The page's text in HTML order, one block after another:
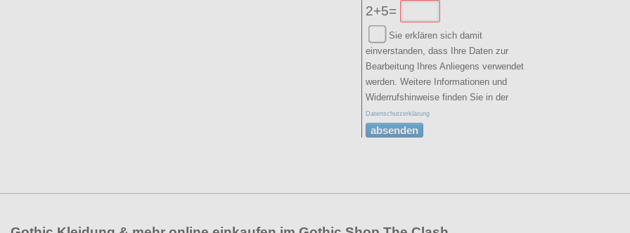
2+5=
Sie erklären sich damit
einverstanden, dass Ihre Daten zur
Bearbeitung Ihres Anliegens verwendet
werden. Weitere Informationen und
Widerrufshinweise finden Sie in der
Datenschutzerklärung
absenden